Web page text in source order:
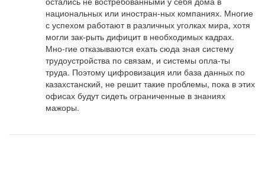
национальных или иностран-ных компаниях. Многие
с успехом работают в различных уголках мира, хотя
могли зак-рыть дифицит в необходимых кадрах.
Мно-гие отказываются ехать сюда зная систему
трудоустройства по связам, и системы опла-ты
труда. Поэтому цифровизация или база данных по
казахстанский, не решит такие проблемы, пока в этих
офисах будут сидеть ограниченные в знаниях
мажоры.